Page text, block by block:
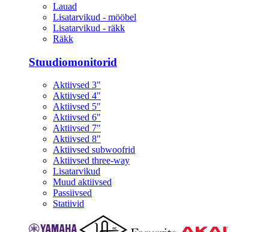
Lauad
Lisatarvikud - mööbel
Lisatarvikud - räkk
Räkk
Stuudiomonitorid
Aktiivsed 3"
Aktiivsed 4"
Aktiivsed 5"
Aktiivsed 6"
Aktiivsed 7"
Aktiivsed 8"
Aktiivsed subwoofrid
Aktiivsed three-way
Lisatarvikud
Muud aktiivsed
Passiivsed
Statiivid